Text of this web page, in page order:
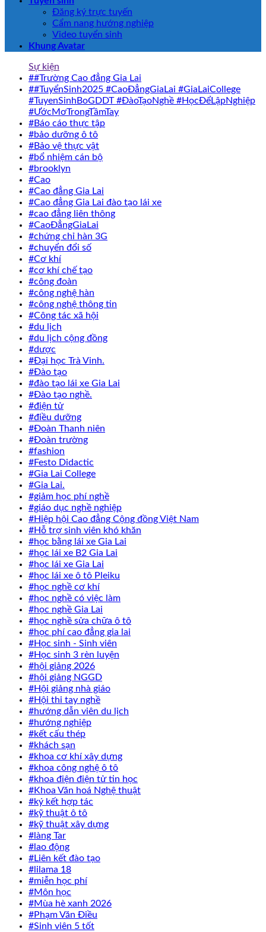
Đăng ký trực tuyến
Cẩm nang hướng nghiệp
Video tuyển sinh
Khung Avatar
Sự kiện
##Trường Cao đẳng Gia Lai
##TuyểnSinh2025 #CaoĐẳngGiaLai #GiaLaiCollege
#TuyenSinhBoGDDT #ĐàoTạoNghề #HọcĐểLậpNghiệp
#ƯớcMơTrongTầmTay
#Báo cáo thực tập
#bảo dưỡng ô tô
#Bảo vệ thực vật
#bổ nhiệm cán bộ
#brooklyn
#Cao
#Cao đẳng Gia Lai
#Cao đẳng Gia Lai đào tạo lái xe
#cao đẳng liên thông
#CaoĐẳngGiaLai
#chứng chỉ hàn 3G
#chuyển đổi số
#Cơ khí
#cơ khí chế tạo
#công đoàn
#công nghệ hàn
#công nghệ thông tin
#Công tác xã hội
#du lịch
#du lịch cộng đồng
#dược
#Đại học Trà Vinh.
#Đào tạo
#đào tạo lái xe Gia Lai
#Đào tạo nghề.
#điện tử
#điều dưỡng
#Đoàn Thanh niên
#Đoàn trường
#fashion
#Festo Didactic
#Gia Lai College
#Gia Lai.
#giảm học phí nghề
#giáo dục nghề nghiệp
#Hiệp hội Cao đẳng Cộng đồng Việt Nam
#Hỗ trợ sinh viên khó khăn
#học bằng lái xe Gia Lai
#học lái xe B2 Gia Lai
#học lái xe Gia Lai
#học lái xe ô tô Pleiku
#học nghề cơ khí
#học nghề có việc làm
#học nghề Gia Lai
#học nghề sửa chữa ô tô
#học phí cao đẳng gia lai
#Học sinh - Sinh viên
#Học sinh 3 rèn luyện
#hội giảng 2026
#hội giảng NGGD
#Hội giảng nhà giáo
#Hội thi tay nghề
#hướng dẫn viên du lịch
#hướng nghiệp
#kết cấu thép
#khách sạn
#khoa cơ khí xây dựng
#khoa công nghệ ô tô
#khoa điện điện tử tin học
#Khoa Văn hoá Nghệ thuật
#ký kết hợp tác
#kỹ thuật ô tô
#kỹ thuật xây dựng
#làng Tar
#lao động
#Liên kết đào tạo
#lilama 18
#miễn học phí
#Môn học
#Mùa hè xanh 2026
#Phạm Văn Điều
#Sinh viên 5 tốt